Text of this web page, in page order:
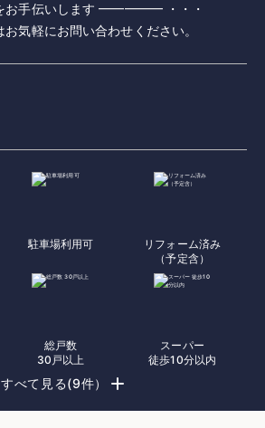
お手伝いします ━━━━━ ・・・
駐車場利用可
リフォーム済み
（予定含）
総戸数
30戸以上
スーパー
徒歩10分以内
すべて見る(9件）